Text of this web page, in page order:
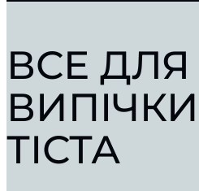
ВСЕ ДЛЯ
ТІСТА